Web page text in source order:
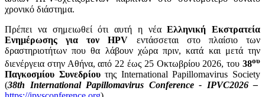
χρονικό διάστημα.
Πρέπει να σημειωθεί ότι αυτή η νέαΕλληνική Εκστρατεία
Ενημέρωσης για τον HPV εντάσσεται στο πλαίσιο των
δραστηριοτήτων που θα λάβουν χώρα πριν, κατά και μετά την
διενέργεια στην Αθήνα, από 22 έως 25 Οκτωβρίου 2026, του 38ου
Παγκοσμίου Συνεδρίουτης International Papillomavirus Society
(38th International Papillomavirus Conference - IPVC2026 –